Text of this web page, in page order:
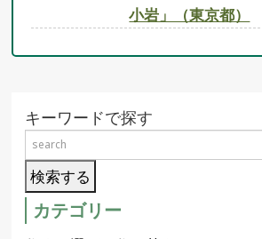
小岩」（東京都）
キーワードで探す
カテゴリー